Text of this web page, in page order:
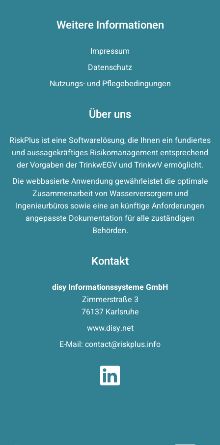
Weitere Informationen
Impressum
Datenschutz
Nutzungs- und Pflegebedingungen
Über uns
RiskPlus ist eine Softwarelösung, die Ihnen ein fundiertes
und aussagekräftiges Risikomanagement entsprechend
der Vorgaben der TrinkwEGV und TrinkwV ermöglicht.
Die webbasierte Anwendung gewährleistet die optimale
Zusammenarbeit von Wasserversorgern und
Ingenieurbüros sowie eine an künftige Anforderungen
angepasste Dokumentation für alle zuständigen
Behörden.
Kontakt
disy Informationssysteme GmbH
Zimmerstraße 3
76137 Karlsruhe
www.disy.net
E-Mail: contact@riskplus.info